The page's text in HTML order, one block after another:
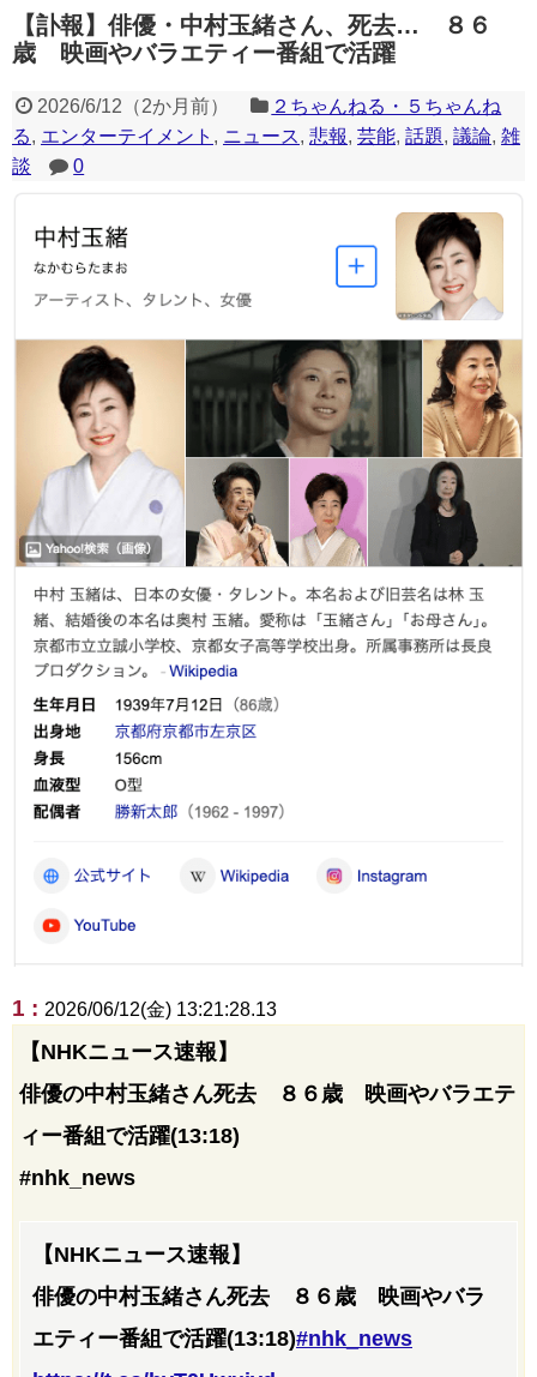
たりする場合があります。
【訃報】俳優・中村玉緒さん、死去… ８６
歳 映画やバラエティー番組で活躍
2026/6/12 （2か月前）
２ちゃんねる・５ちゃんね
る, エンターテイメント , ニュース, 悲報, 芸能, 話題, 議論, 雑
談
0
1 : 2026/06/12(金) 13:21:28.13
【NHKニュース速報】
俳優の中村玉緒さん死去 ８６歳 映画やバラエテ
ィー番組で活躍(13:18)
#nhk_news
【NHKニュース速報】
俳優の中村玉緒さん死去 ８６歳 映画やバラ
エティー番組で活躍(13:18)#nhk_news